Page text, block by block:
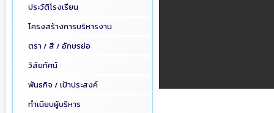
ประวัติโรงเรียน
โครงสร้างการบริหารงาน
ตรา / สี / อักษรย่อ
วิสัยทัศน์
พันธกิจ / เป้าประสงค์
ทำเนียบผู้บริหาร